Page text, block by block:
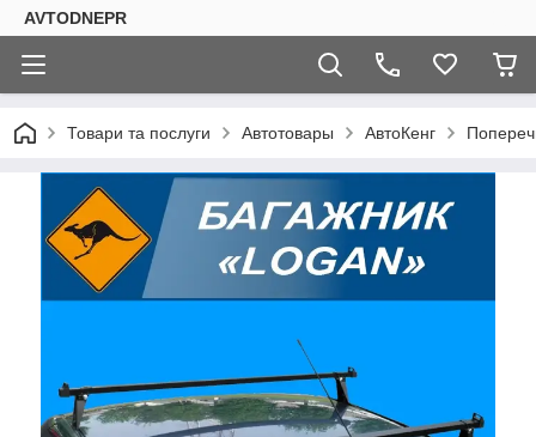
AVTODNEPR
Товари та послуги Автотовары АвтоКенг